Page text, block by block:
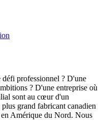
défi professionnel ? D'une
? D'une entreprise où
sont au cœur d'un
grand fabricant canadien
en Amérique du Nord. Nous